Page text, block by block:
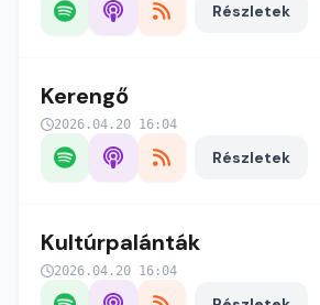
Részletek
Kerengő
2026.04.20 16:04
Részletek
Kultúrpalánták
2026.04.20 16:04